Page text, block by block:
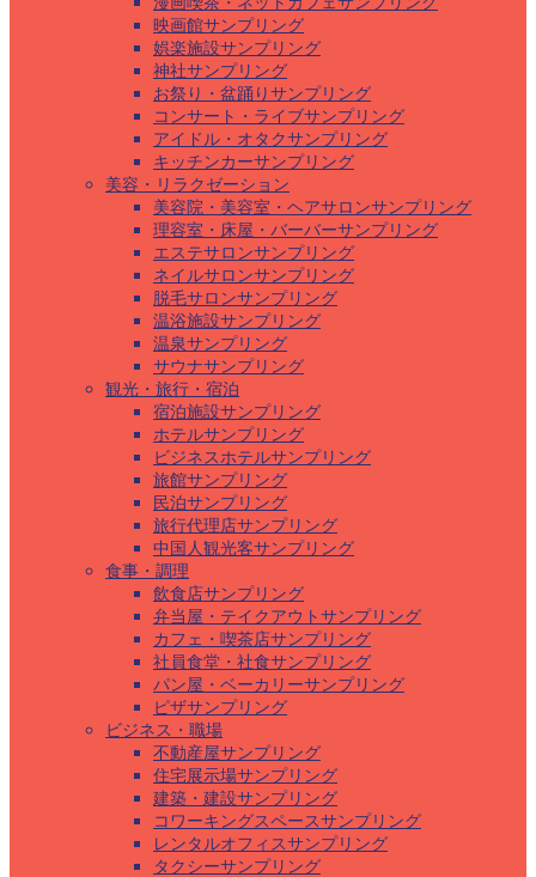
映画館サンプリング
娯楽施設サンプリング
神社サンプリング
お祭り・盆踊りサンプリング
コンサート・ライブサンプリング
アイドル・オタクサンプリング
キッチンカーサンプリング
美容・リラクゼーション
美容院・美容室・ヘアサロンサンプリング
理容室・床屋・バーバーサンプリング
エステサロンサンプリング
ネイルサロンサンプリング
脱毛サロンサンプリング
温浴施設サンプリング
温泉サンプリング
サウナサンプリング
観光・旅行・宿泊
宿泊施設サンプリング
ホテルサンプリング
ビジネスホテルサンプリング
旅館サンプリング
民泊サンプリング
旅行代理店サンプリング
中国人観光客サンプリング
食事・調理
飲食店サンプリング
弁当屋・テイクアウトサンプリング
カフェ・喫茶店サンプリング
社員食堂・社食サンプリング
パン屋・ベーカリーサンプリング
ピザサンプリング
ビジネス・職場
不動産屋サンプリング
住宅展示場サンプリング
建築・建設サンプリング
コワーキングスペースサンプリング
レンタルオフィスサンプリング
タクシーサンプリング